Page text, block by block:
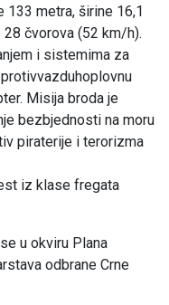
133 metra, širine 16,1
čvorova (52 km/h).
i sistemima za
Misija broda je
bezbjednosti na moru
piraterije i terorizma
iz klase fregata
u okviru Plana
odbrane Crne